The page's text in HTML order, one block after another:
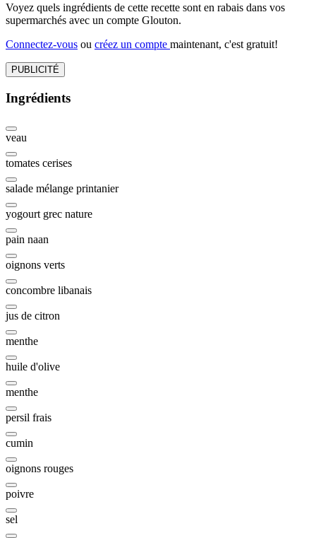
Voyez quels ingrédients de cette recette sont en rabais dans vos
supermarchés avec un compte Glouton.
Connectez-vous ou créez un compte maintenant, c'est gratuit!
PUBLICITÉ
Ingrédients
veau
tomates cerises
salade mélange printanier
yogourt grec nature
pain naan
oignons verts
concombre libanais
jus de citron
menthe
huile d'olive
menthe
persil frais
cumin
oignons rouges
poivre
sel